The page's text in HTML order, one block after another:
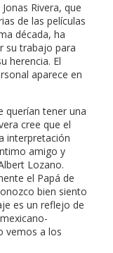
Rivera, que
de las películas
década, ha
su trabajo para
herencia. El
aparece en
querían tener una
cree que el
interpretación
amigo y
Lozano.
el Papá de
bien siento
es un reflejo de
vemos a los